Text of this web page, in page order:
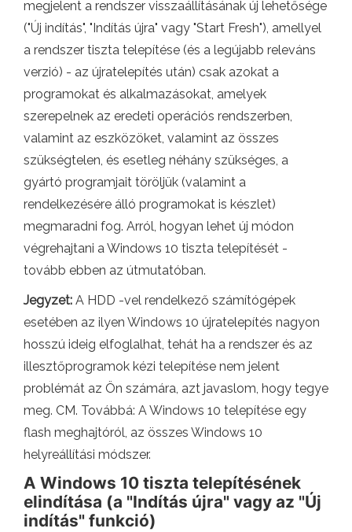
megjelent a rendszer visszaállításának új lehetősége
("Új indítás", "Indítás újra" vagy "Start Fresh"), amellyel
a rendszer tiszta telepítése (és a legújabb releváns
verzió) - az újratelepítés után) csak azokat a
programokat és alkalmazásokat, amelyek
szerepelnek az eredeti operációs rendszerben,
valamint az eszközöket, valamint az összes
szükségtelen, és esetleg néhány szükséges, a
gyártó programjait töröljük (valamint a
rendelkezésére álló programokat is készlet)
megmaradni fog. Arról, hogyan lehet új módon
végrehajtani a Windows 10 tiszta telepítését -
tovább ebben az útmutatóban.
Jegyzet: A HDD -vel rendelkező számítógépek
esetében az ilyen Windows 10 újratelepítés nagyon
hosszú ideig elfoglalhat, tehát ha a rendszer és az
illesztőprogramok kézi telepítése nem jelent
problémát az Ön számára, azt javaslom, hogy tegye
meg. CM. Továbbá: A Windows 10 telepítése egy
flash meghajtóról, az összes Windows 10
helyreállítási módszer.
A Windows 10 tiszta telepítésének
elindítása (a "Indítás újra" vagy az "Új
indítás" funkció)